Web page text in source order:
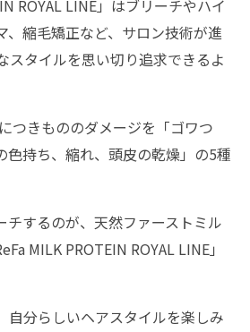
ROYAL LINE」はブリーチやハイ
、縮毛矯正など、サロン技術が進
スタイルを思い切り追求できるよ
つきもののダメージを「ゴワつ
色持ち、縮れ、頭皮の乾燥」の5種
チするのが、天然ファーストミル
MILK PROTEIN ROYAL LINE」
自分らしいヘアスタイルを楽しみ